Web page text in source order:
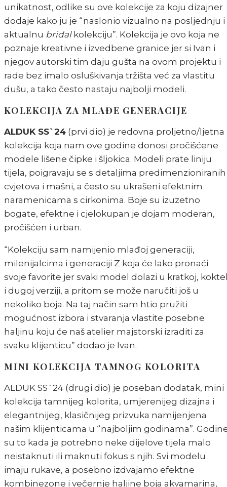
unikatnost, odlike su ove kolekcije za koju dizajner
dodaje kako ju je “naslonio vizualno na posljednju i
aktualnu bridalkolekciju”. Kolekcija je ovo koja ne
poznaje kreativne i izvedbene granice jer si Ivan i
njegov autorski tim daju gušta na ovom projektu i
rade bez imalo osluškivanja tržišta već za vlastitu
dušu, a tako često nastaju najbolji modeli.
KOLEKCIJA ZA MLAĐE GENERACIJE
ALDUK SS`24 (prvi dio) je redovna proljetno/ljetna
kolekcija koja nam ove godine donosi pročišćene
modele lišene čipke i šljokica. Modeli prate liniju
tijela, poigravaju se s detaljima predimenzioniranih
cvjetova i mašni, a često su ukrašeni efektnim
naramenicama s cirkonima. Boje su izuzetno
bogate, efektne i cjelokupan je dojam moderan,
pročišćen i urban.
“Kolekciju sam namijenio mlađoj generaciji,
milenijalcima i generaciji Z koja će lako pronaći
svoje favorite jer svaki model dolazi u kratkoj,
i dugoj verziji, a pritom se može naručiti još u
nekoliko boja. Na taj način sam htio pružiti
mogućnost izbora i stvaranja vlastite posebne
haljinu koju će naš atelier majstorski izraditi za
svaku klijenticu” dodao je Ivan.
MINI KOLEKCIJA TAMNOG KOLORITA
ALDUK SS`24 (drugi dio) je poseban dodatak, mini
kolekcija tamnijeg kolorita, umjerenijeg dizajna i
elegantnijeg, klasičnijeg prizvuka namijenjena
našim klijenticama u “najboljim godinama”.
su to kada je potrebno neke dijelove tijela malo
neistaknuti ili maknuti fokus s njih. Svi modelu
imaju rukave, a posebno izdvajamo efektne
kombinezone i večernje haljine boja akvamarina,